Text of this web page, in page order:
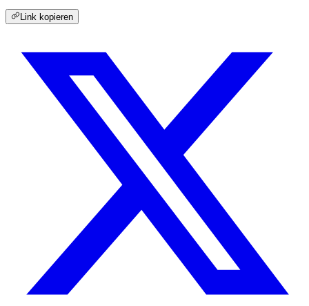
Link kopieren